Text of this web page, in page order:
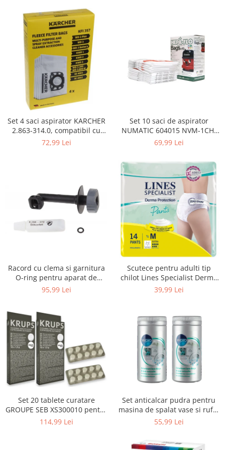
Decoratiuni
Gradinarit
Hobby-uri creative
Iluminat & Electrice
Jaluzele
Kit-uri automatizari porti si usi
Mobila dormitor
Mobila gradina & terasa
Mobila Living & Dining
Organizare si depozitare
Scule electrice si unelte
Silicon, spume si solutii tehnice
Sisteme Incalzire
Textile si covoare
Accesorii tablete
Laptopuri si Accesorii
Wearable & Gadgeturi
Electrocasnice & Climatizare
Accesorii si piese masini spalat
rufe si uscatoare
Accesorii si piese masini spalat
vase
Aparate Racire Aer
Aragaze si cuptoare cu microunde
Set 4 saci aspirator KARCHER
2.863-314.0, compatibil cu
WD, KWD, SE
72,99 Lei
Set 10 saci de aspirator
NUMATIC 604015 NVM-1CH,
9L
69,99 Lei
Racord cu clema si garnitura
O-ring pentru aparat de
spalat cu presiune, KARCHER
95,99 Lei
Scutece pentru adulti tip
chilot Lines Specialist Derma
Protection Extra, 7 picaturi,
39,99 Lei
Set 20 tablete curatare
GROUPE SEB XS300010 pentru
espressoare Krups (2x10
114,99 Lei
Set anticalcar pudra pentru
masina de spalat vase si rufe,
WPRO 484000008416, 2 x 250g
55,99 Lei